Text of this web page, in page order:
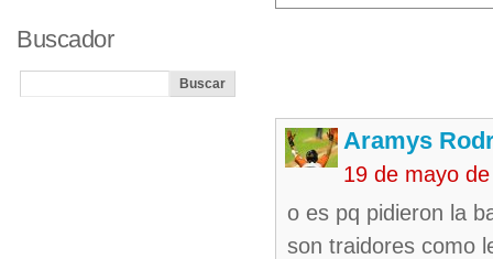
Aramys
19 de mayo
o es pq pidieron la
son traidores como
Buscador